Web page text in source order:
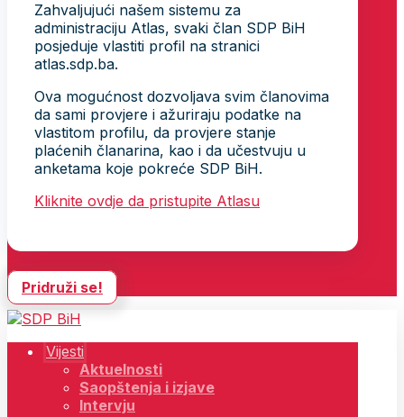
Zahvaljujući našem sistemu za
administraciju Atlas, svaki član SDP BiH
posjeduje vlastiti profil na stranici
atlas.sdp.ba.
Ova mogućnost dozvoljava svim članovima
da sami provjere i ažuriraju podatke na
vlastitom profilu, da provjere stanje
plaćenih članarina, kao i da učestvuju u
anketama koje pokreće SDP BiH.
Kliknite ovdje da pristupite Atlasu
Pridruži se!
Vijesti
Aktuelnosti
Saopštenja i izjave
Intervju